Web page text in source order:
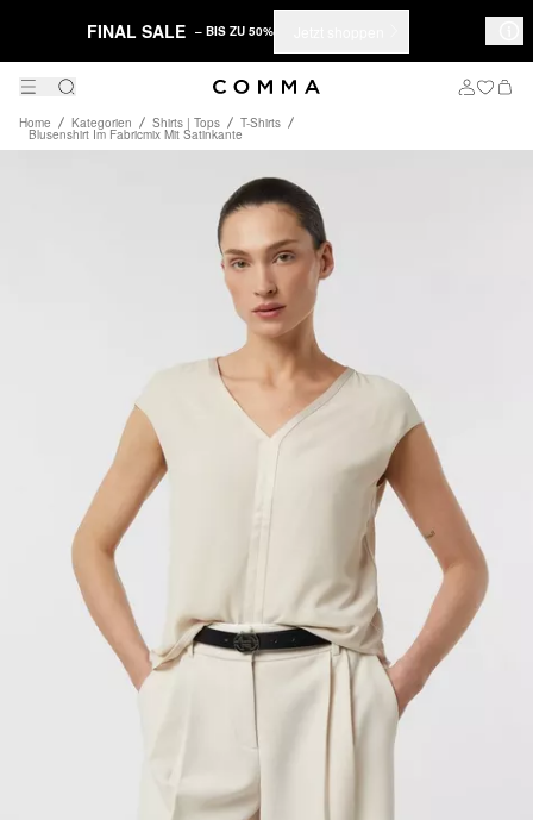
FINAL SALE – BIS ZU 50%
Home Kategorien Shirts | Tops T-Shirts
Blusenshirt Im Fabricmix Mit Satinkante